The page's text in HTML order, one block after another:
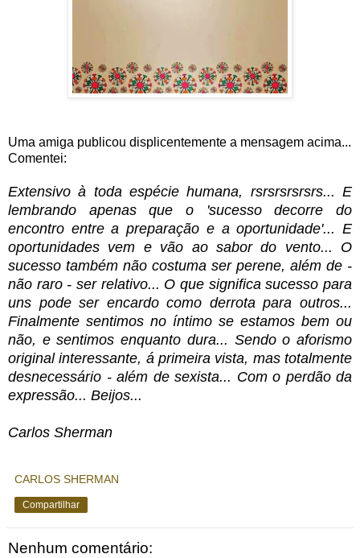
Uma amiga publicou displicentemente a mensagem acima...
Comentei:
Extensivo à toda espécie humana, rsrsrsrsrsrs... E
lembrando apenas que o 'sucesso decorre do
encontro entre a preparação e a oportunidade'... E
oportunidades vem e vão ao sabor do vento... O
sucesso também não costuma ser perene, além de -
não raro - ser relativo... O que significa sucesso para
uns pode ser encardo como derrota para outros...
Finalmente sentimos no íntimo se estamos bem ou
não, e sentimos enquanto dura... Sendo o aforismo
original interessante, á primeira vista, mas totalmente
desnecessário - além de sexista... Com o perdão da
expressão... Beijos...
Carlos Sherman
CARLOS SHERMAN
Compartilhar
Nenhum comentário: